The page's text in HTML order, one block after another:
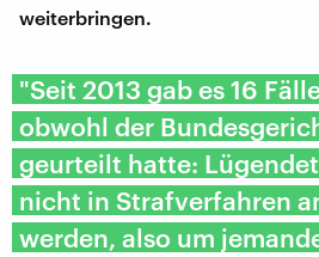
weiterbringen.
"Seit 2013 gab es 16
obwohl der
geurteilt hatte:
nicht in Strafverfahren
werden, also um